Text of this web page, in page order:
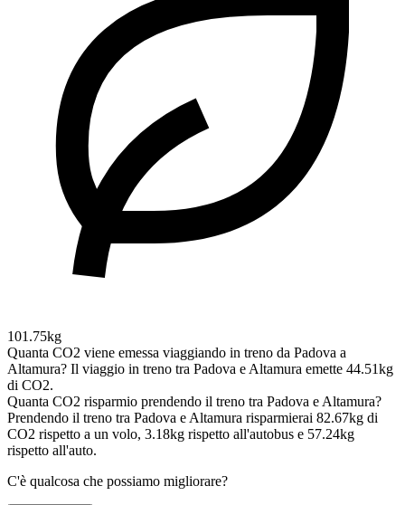
101.75kg
Quanta CO2 viene emessa viaggiando in treno da Padova a
Altamura? Il viaggio in treno tra Padova e Altamura emette 44.51kg
di CO2.
Quanta CO2 risparmio prendendo il treno tra Padova e Altamura?
Prendendo il treno tra Padova e Altamura risparmierai 82.67kg di
CO2 rispetto a un volo, 3.18kg rispetto all'autobus e 57.24kg
rispetto all'auto.
C'è qualcosa che possiamo migliorare?